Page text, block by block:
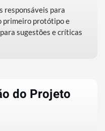
responsáveis para
primeiro protótipo e
sugestões e críticas
do Projeto